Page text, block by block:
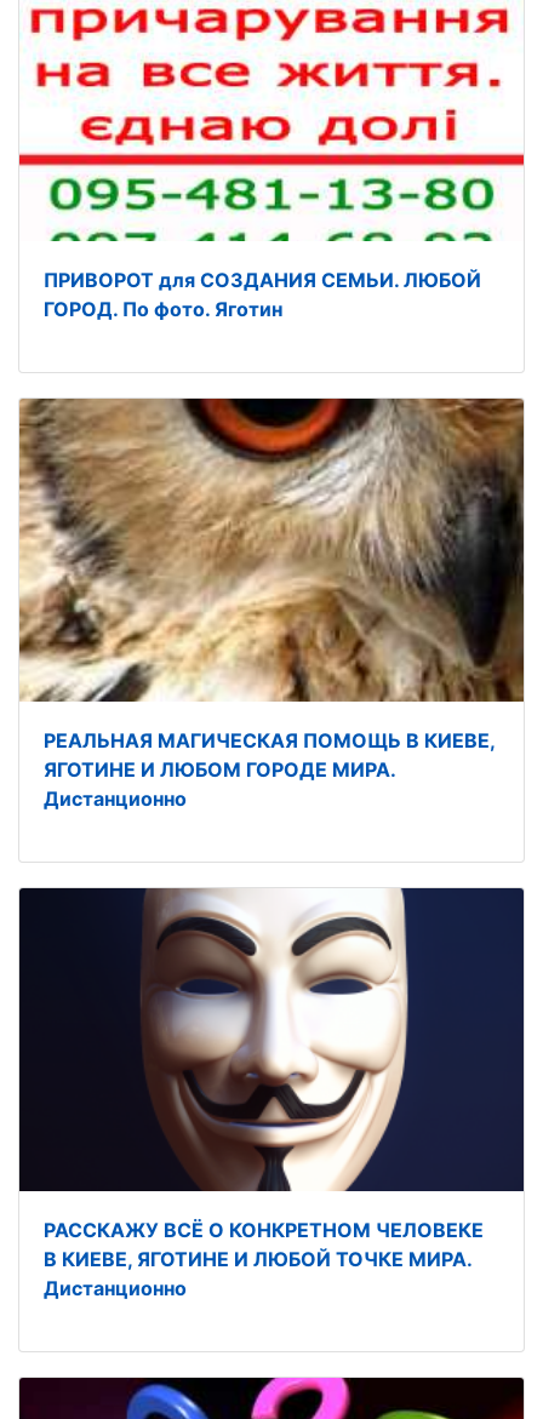
ПРИВОРОТ для СОЗДАНИЯ СЕМЬИ. ЛЮБОЙ
ГОРОД. По фото. Яготин
РЕАЛЬНАЯ МАГИЧЕСКАЯ ПОМОЩЬ В КИЕВЕ,
ЯГОТИНЕ И ЛЮБОМ ГОРОДЕ МИРА.
Дистанционно
РАССКАЖУ ВСЁ О КОНКРЕТНОМ ЧЕЛОВЕКЕ
В КИЕВЕ, ЯГОТИНЕ И ЛЮБОЙ ТОЧКЕ МИРА.
Дистанционно